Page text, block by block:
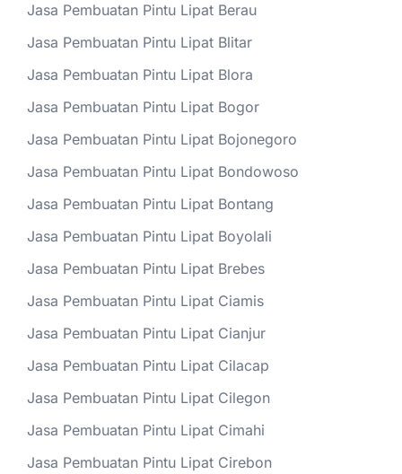
Jasa Pembuatan Pintu Lipat Berau
Jasa Pembuatan Pintu Lipat Blitar
Jasa Pembuatan Pintu Lipat Blora
Jasa Pembuatan Pintu Lipat Bogor
Jasa Pembuatan Pintu Lipat Bojonegoro
Jasa Pembuatan Pintu Lipat Bondowoso
Jasa Pembuatan Pintu Lipat Bontang
Jasa Pembuatan Pintu Lipat Boyolali
Jasa Pembuatan Pintu Lipat Brebes
Jasa Pembuatan Pintu Lipat Ciamis
Jasa Pembuatan Pintu Lipat Cianjur
Jasa Pembuatan Pintu Lipat Cilacap
Jasa Pembuatan Pintu Lipat Cilegon
Jasa Pembuatan Pintu Lipat Cimahi
Jasa Pembuatan Pintu Lipat Cirebon